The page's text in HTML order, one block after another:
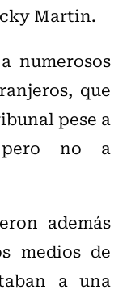
Martin.
numerosos
que
pese a
no a
además
medios de
a una